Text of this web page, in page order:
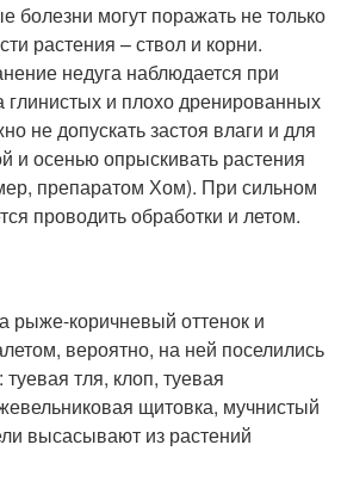
болезни могут поражать не только
растения – ствол и корни.
недуга наблюдается при
и плохо дренированных
не допускать застоя влаги и для
и осенью опрыскивать растения
препаратом Хом). При сильном
проводить обработки и летом.
рыже-коричневый оттенок и
вероятно, на ней поселились
тля, клоп, туевая
щитовка, мучнистый
высасывают из растений